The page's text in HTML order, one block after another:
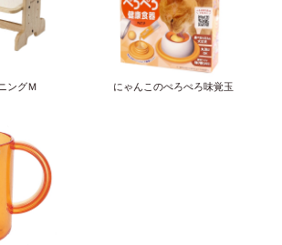
ングＭ にゃんこのぺろぺろ味覚玉